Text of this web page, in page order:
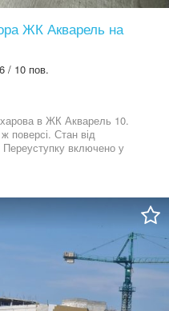
ЖК Акварель на
6 / 10 пов.
в ЖК Акварель 10.
поверсі. Стан від
включено у